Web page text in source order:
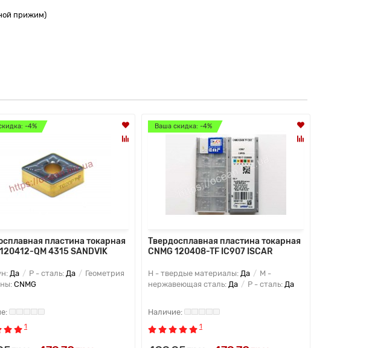
прижим)
-4%
пластина токарная
QM 4315 SANDVIK
Да P - сталь: Да
Геометрия
CNMG
1
Ваша скидка: -4%
Твердосплавная пластина токарная
CNMG 120408-TF IC907 ISCAR
H - твердые материалы: Да
M -
нержавеющая сталь: Да P - сталь: Да
1